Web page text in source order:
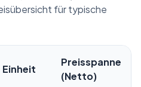
für typische
Einheit
Preisspanne
(Netto)